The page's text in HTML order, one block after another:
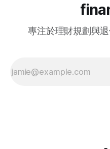
向聘用中高齡人士的僱主發
專注於理財規劃與